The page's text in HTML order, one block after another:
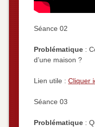
Séance 02
Problématique:
d’une maison ?
Lien utile : Cliquer
Séance 03
Problématique: